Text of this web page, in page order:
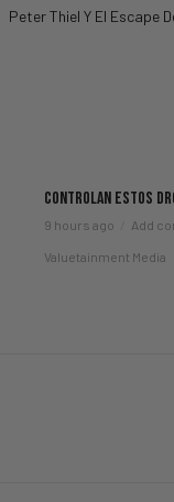
Peter Thiel Y El Escape
Controlan Estos
9 hours ago Add
Valuetainment Media